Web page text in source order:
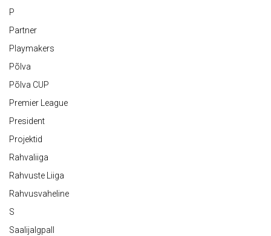
P
Partner
Playmakers
Põlva
Põlva CUP
Premier League
President
Projektid
Rahvaliiga
Rahvuste Liiga
Rahvusvaheline
S
Saalijalgpall